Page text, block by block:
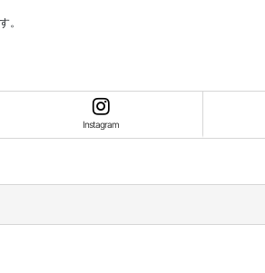
。
Instagram